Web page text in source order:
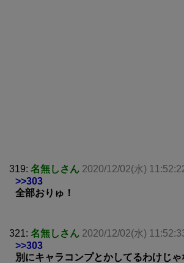
319: 名無しさん 2020/12/02(水)
>>303
全部おりゅ！
321: 名無しさん 2020/12/02(水)
>>303
別にキャラコンプとかしてるわけじ